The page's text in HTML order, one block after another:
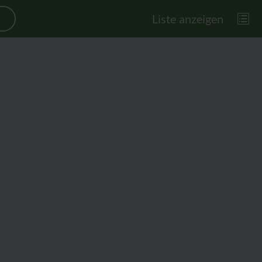
Liste anzeigen